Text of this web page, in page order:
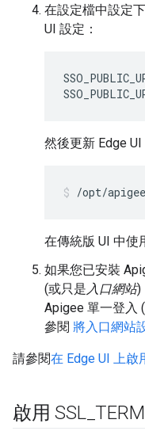
在設定檔中設定
UI 設定：
然後更新 Edge UI
/opt/
在傳統版 UI 中使
如果您已安裝
(或只是入口網站)
Apigee 單一登入
參閱 將入口網站
請參閱在 Edge UI 上啟
啟用 SSL_